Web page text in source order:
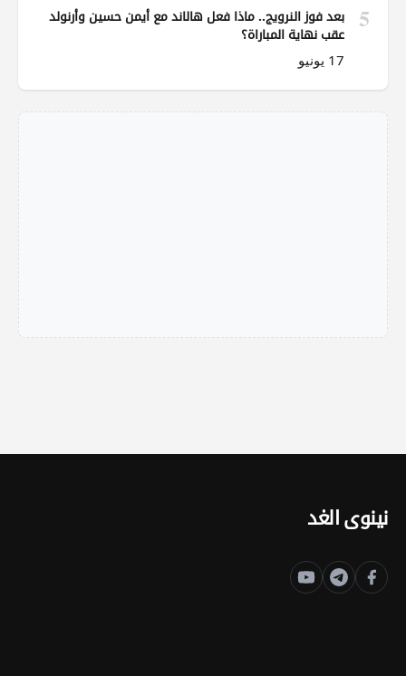
5
بعد فوز النرويج.. ماذا فعل هالاند مع أيمن حسين وأرنولد
عقب نهاية المباراة؟
17 يونيو
نينوى الغد